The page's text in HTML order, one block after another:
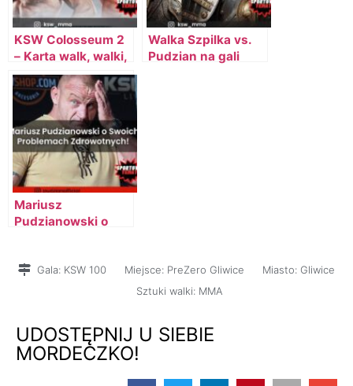
KSW Colosseum 2
– Karta walk, walki,
zawodnicy, PPV,
wyniki
Walka Szpilka vs.
Pudzian na gali
Mariusz
Pudzianowski o
Gala: KSW 100 Miejsce: PreZero Gliwice Miasto: Gliwice
Sztuki walki: MMA
UDOSTĘPNIJ U SIEBIE
MORDECZKO!